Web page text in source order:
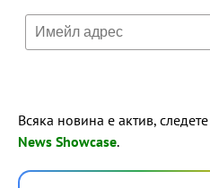
Всяка новина е актив,
News Showcase.